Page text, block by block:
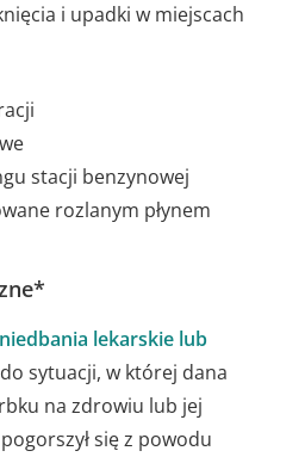
i upadki w miejscach
stacji benzynowej
rozlanym płynem
lekarskie lub
sytuacji, w której dana
na zdrowiu lub jej
się z powodu